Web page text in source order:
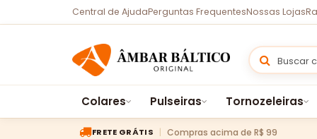
Central de AjudaPerguntas FrequentesNossas Lojas
Colares Pulseiras Tornozeleiras
FRETE GRÁTIS Compras acima de R$ 99